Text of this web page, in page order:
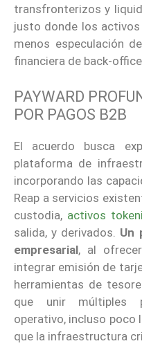
transfronterizos y
justo donde los
menos especulación
financiera de back-
PAYWARD
POR PAGOS B2B
El acuerdo busca
plataforma de
incorporando las
Reap a servicios
custodia, activos
salida, y derivados. Un
empresarial, al
integrar emisión de
herramientas de
que unir múltiples
operativo, incluso poco
que la infraestructura